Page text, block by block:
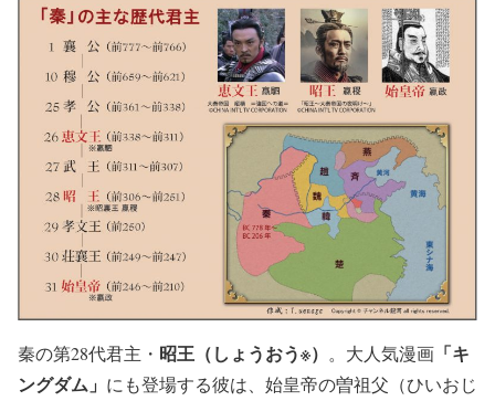
秦の第28代君主・ 昭王（しょうおう※） 。大人気漫画 「キ
ングダム」 にも登場する彼は、始皇帝の曽祖父（ひいおじ